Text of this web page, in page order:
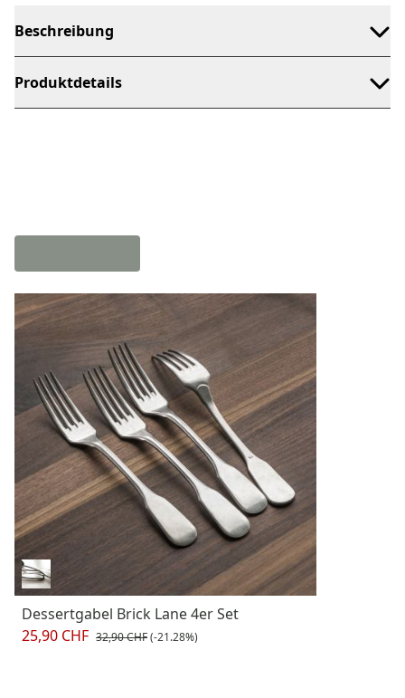
Beschreibung
Produktdetails
Dessertgabel Brick Lane 4er Set
25,90 CHF 32,90 CHF(-21.28%)